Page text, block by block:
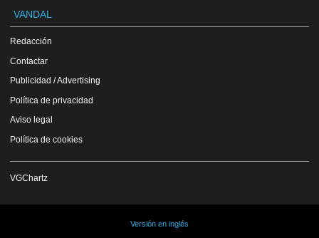
VANDAL
Redacción
Contactar
Publicidad / Advertising
Política de privacidad
Aviso legal
Política de cookies
VGChartz
Versión en inglés